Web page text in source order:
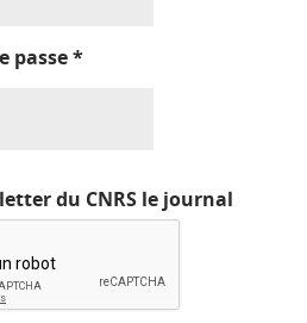
passe*
du CNRS le journal